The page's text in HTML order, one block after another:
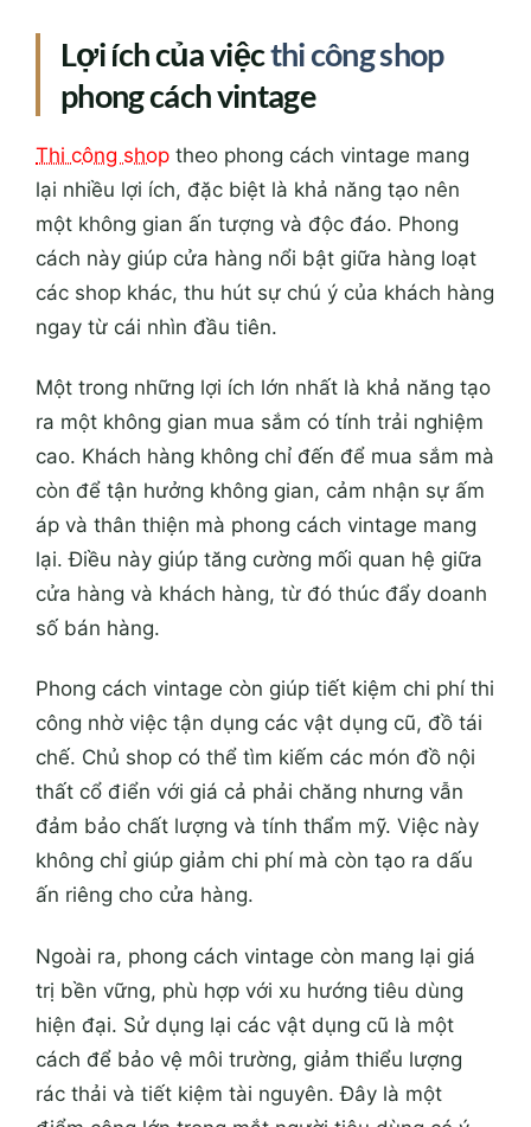
Lợi ích của việcthi công shop
phong cách vintage
Thi công shop theo phong cách vintage mang
lại nhiều lợi ích, đặc biệt là khả năng tạo nên
một không gian ấn tượng và độc đáo. Phong
cách này giúp cửa hàng nổi bật giữa hàng loạt
các shop khác, thu hút sự chú ý của khách hàng
ngay từ cái nhìn đầu tiên.
Một trong những lợi ích lớn nhất là khả năng tạo
ra một không gian mua sắm có tính trải nghiệm
cao. Khách hàng không chỉ đến để mua sắm mà
còn để tận hưởng không gian, cảm nhận sự ấm
áp và thân thiện mà phong cách vintage mang
lại. Điều này giúp tăng cường mối quan hệ giữa
cửa hàng và khách hàng, từ đó thúc đẩy doanh
số bán hàng.
Phong cách vintage còn giúp tiết kiệm chi phí thi
công nhờ việc tận dụng các vật dụng cũ, đồ tái
chế. Chủ shop có thể tìm kiếm các món đồ nội
thất cổ điển với giá cả phải chăng nhưng vẫn
đảm bảo chất lượng và tính thẩm mỹ. Việc này
không chỉ giúp giảm chi phí mà còn tạo ra dấu
ấn riêng cho cửa hàng.
Ngoài ra, phong cách vintage còn mang lại giá
trị bền vững, phù hợp với xu hướng tiêu dùng
hiện đại. Sử dụng lại các vật dụng cũ là một
cách để bảo vệ môi trường, giảm thiểu lượng
rác thải và tiết kiệm tài nguyên. Đây là một